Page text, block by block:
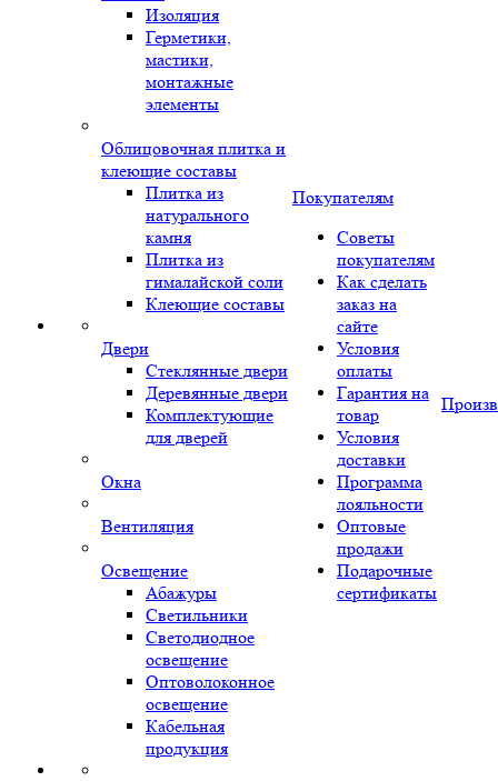
Изоляция
Герметики,
мастики,
монтажные
элементы
Облицовочная плитка и
клеющие составы
Плитка из
натурального
камня
Плитка из
гималайской соли
Клеющие составы
Двери
Стеклянные двери
Деревянные двери
Комплектующие
для дверей
Окна
Вентиляция
Освещение
Абажуры
Светильники
Светодиодное
освещение
Оптоволоконное
освещение
Кабельная
продукция
Покупателям
Советы
покупателям
Как сделать
заказ на
сайте
Условия
оплаты
Гарантия на
товар
Условия
доставки
Программа
лояльности
Оптовые
продажи
Подарочные
сертификаты